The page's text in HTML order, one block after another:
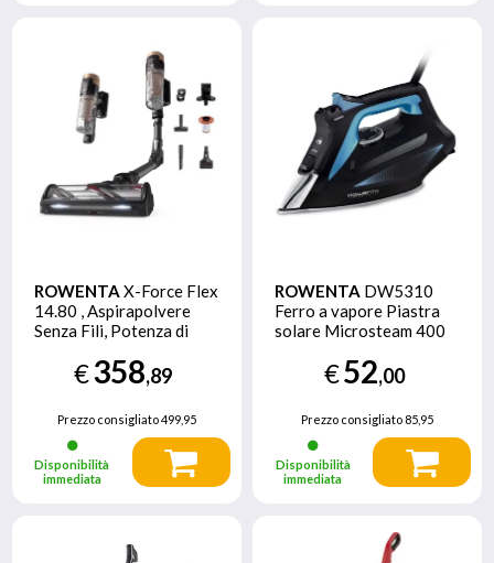
ROWENTA X-Force Flex
14.80 , Aspirapolvere
Senza Fili, Potenza di
240 AW, Modello Animal
€358,89
Prezzo consigliato499,95
Disponibilità
immediata
ROWENTA DW5310
Ferro a vapore Piastra
solare Microsteam 400
€52,00
Prezzo consigliato 85,95
Disponibilità
immediata